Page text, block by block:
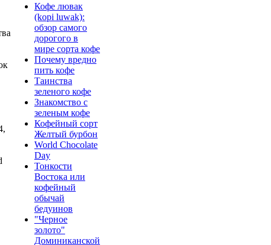
Кофе лювак
(kopi luwak):
обзор самого
дорогого в
мире сорта кофе
Почему вредно
пить кофе
Таинства
зеленого кофе
Знакомство с
зеленым кофе
Кофейный сорт
Желтый бурбон
World Chocolate
Day
Тонкости
Востока или
кофейный
обычай
бедуинов
"Черное
золото"
Доминиканской